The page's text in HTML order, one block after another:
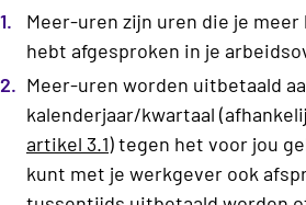
Meer-uren zijn uren die je
hebt afgesproken in je
Meer-uren worden uitbetaald
kalenderjaar/kwartaal
artikel 3.1) tegen het voor jou
kunt met je werkgever ook